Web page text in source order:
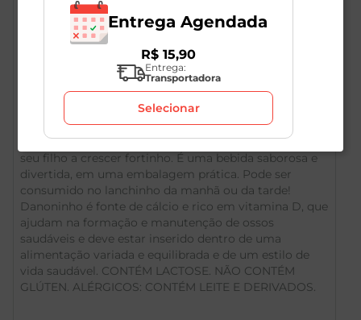
Descrição do Produto
O Iogurte Danoninho Líquido sabor Morango 100g, é
fonte de Cálcio e rico em Vitamina D, que ajudam o
seu filho a crescer fortinho. É uma bebida saborosa e
divertida, em uma embalagem prática. Pode ser
consumido no lanchinho da manhã ou da tarde!
Danoninho é fonte de cálcio e rico em vitamina D, que
ajudam na formação e manutenção de ossos
saudáveis e deve estar inserido dentro de uma
alimentação variada e equilibrada e de um estilo de
vida saudável. CONTÉM LACTOSE. NÃO CONTÉM
GLÚTEN. ALÉRGICOS: CONTÉM LEITE E DERIVADOS.
Entrega Agendada
R$ 15,90
Entrega:
Transportadora
Selecionar